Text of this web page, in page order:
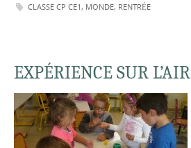
CLASSE CP CE1, MONDE, RENTRÉE
EXPÉRIENCE SUR L’AIR